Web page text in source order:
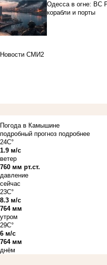
Одесса в огне: ВС
корабли и порты
Новости СМИ2
Погода в Камышине
подробный прогноз подробнее
24C°
1.9 м/с
ветер
760 мм рт.ст.
давление
сейчас
23C°
8.3 м/с
764 мм
утром
29C°
6 м/с
764 мм
днём